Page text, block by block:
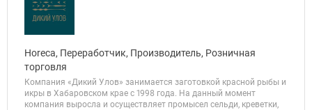
Horeca, Переработчик, Производитель, Розничная
торговля
Компания «Дикий Улов» занимается заготовкой красной рыбы и
икры в Хабаровском крае с 1998 года. На данный момент
компания выросла и осуществляет промысел сельди, креветки,